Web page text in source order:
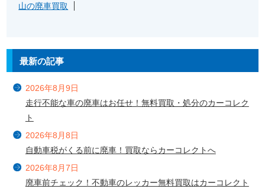
山の廃車買取
最新の記事
2026年8月9日
走行不能な車の廃車はお任せ！無料買取・処分のカーコレク
ト
2026年8月8日
自動車税がくる前に廃車！買取ならカーコレクトへ
2026年8月7日
廃車前チェック！不動車のレッカー無料買取はカーコレクト